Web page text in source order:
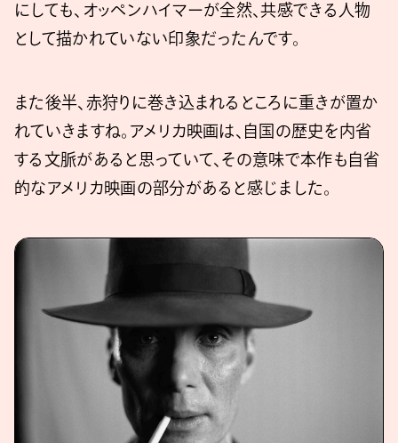
にしても、オッペンハイマーが全然、共感できる人物
として描かれていない印象だったんです。
また後半、赤狩りに巻き込まれるところに重きが置か
れていきますね。アメリカ映画は、自国の歴史を内省
する文脈があると思っていて、その意味で本作も自省
的なアメリカ映画の部分があると感じました。